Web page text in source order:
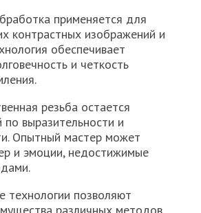
применяется для
контрастных изображений и
обеспечивает
и четкость
резьба остается
по выразительности и
Опытный мастер может
и эмоции, недостижимые
технологии позволяют
различных методов.